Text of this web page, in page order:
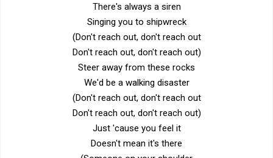
There's always a siren
Singing you to shipwreck
(Don't reach out, don't reach out
Don't reach out, don't reach out)
Steer away from these rocks
We'd be a walking disaster
(Don't reach out, don't reach out
Don't reach out, don't reach out)
Just 'cause you feel it
Doesn't mean it's there